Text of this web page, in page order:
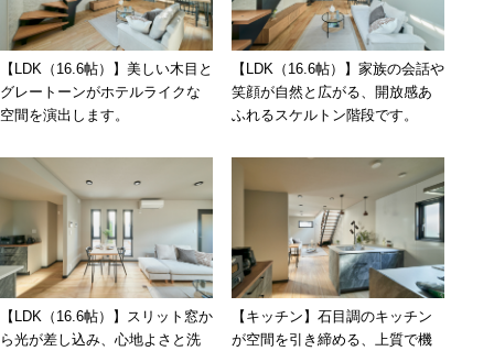
【LDK（16.6帖）】美しい木目と
グレートーンがホテルライクな
空間を演出します。
【LDK（16.6帖）】家族の会話や
笑顔が自然と広がる、開放感あ
ふれるスケルトン階段です。
【LDK（16.6帖）】スリット窓か
ら光が差し込み、心地よさと洗
【キッチン】石目調のキッチン
が空間を引き締める、上質で機